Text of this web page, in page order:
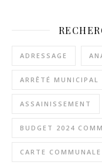
ADRESSAGE
ARRÊTÉ MUNICIPAL
ASSAINISSEMENT
BUDGET 2024
CARTE COMMUNALE